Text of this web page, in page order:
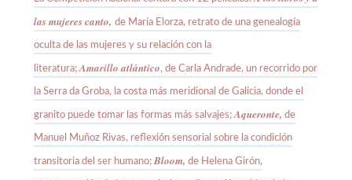
las mujeres canto, de María Elorza, retrato de una genealogía
oculta de las mujeres y su relación con la
literatura;Amarilloatlántico, de Carla Andrade, un recorrido por
la Serra da Groba, la costa más meridional de Galicia, donde el
granito puede tomar las formas más salvajes;Aqueronte, de
Manuel Muñoz Rivas, reflexión sensorial sobre la condición
transitoria del ser humano; Bloom, de Helena Girón,